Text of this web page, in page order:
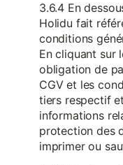
3.6.4 En
Holidu fait
conditions
En cliquant sur
obligation de
CGV et les
tiers respectif
informations
protection des
imprimer ou